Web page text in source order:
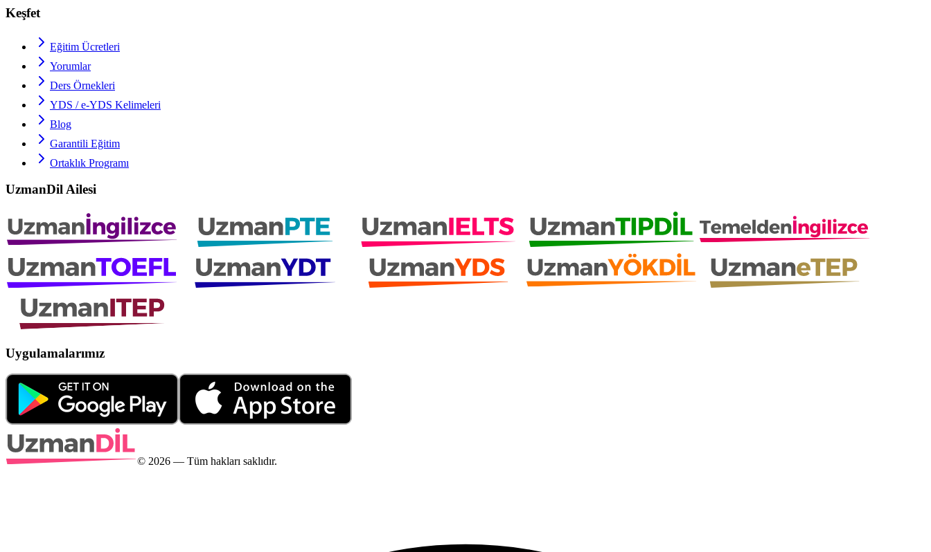
Keşfet
Eğitim Ücretleri
Yorumlar
Ders Örnekleri
YDS / e-YDS Kelimeleri
Blog
Garantili Eğitim
Ortaklık Programı
UzmanDil Ailesi
Uygulamalarımız
© 2026 — Tüm hakları saklıdır.